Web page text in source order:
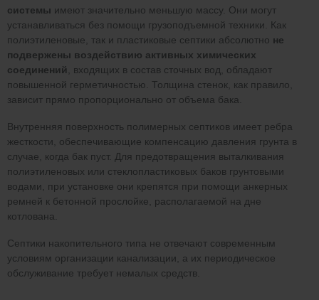
системы имеют значительно меньшую массу. Они могут
устанавливаться без помощи грузоподъемной техники. Как
полиэтиленовые, так и пластиковые септики абсолютно не
подвержены воздействию активных химических
соединений
, входящих в состав сточных вод, обладают
повышенной герметичностью. Толщина стенок, как правило,
зависит прямо пропорционально от объема бака.
Внутренняя поверхность полимерных септиков имеет ребра
жесткости, обеспечивающие компенсацию давления грунта в
случае, когда бак пуст. Для предотвращения выталкивания
полиэтиленовых или стеклопластиковых баков грунтовыми
водами, при установке они крепятся при помощи анкерных
ремней к бетонной прослойке, располагаемой на дне
котлована.
Септики накопительного типа не отвечают современным
условиям организации канализации, а их периодическое
обслуживание требует немалых средств.